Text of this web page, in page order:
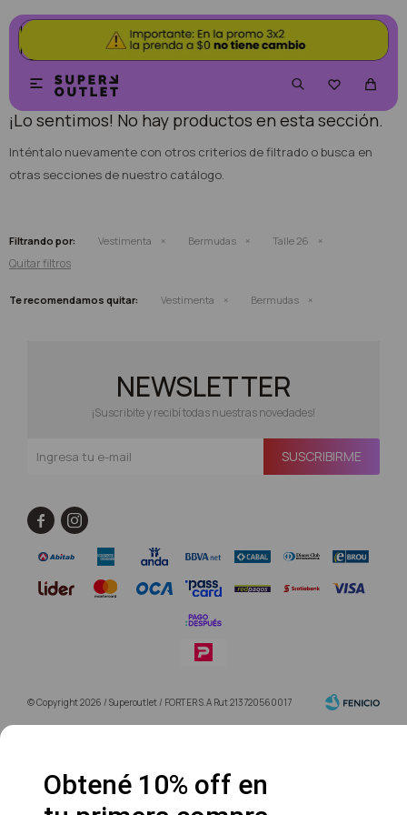

 NO SE HAN RECUPERADO PRODUCTOS
¡Lo sentimos! No hay productos en esta sección.
Inténtalo nuevamente con otros criterios de filtrado o busca en
otras secciones de nuestro catálogo.
Filtrando por: Vestimenta Bermudas Talle 26
Quitar filtros
Te recomendamos quitar: Vestimenta Bermudas
NEWSLETTER
¡Suscribite y recibí todas nuestras novedades!
SUSCRIBIRME
 
© Copyright 2026 / Superoutlet / FORTER S.A Rut 213720560017
Obtené 10% off en